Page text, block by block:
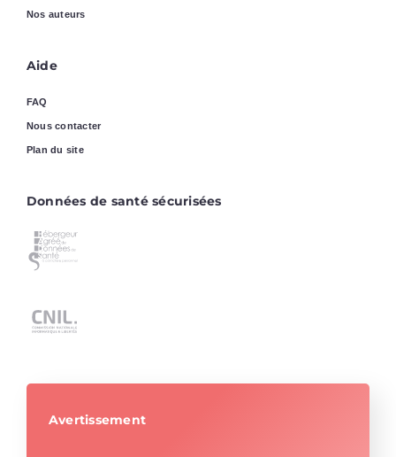
Nos auteurs
Aide
FAQ
Nous contacter
Plan du site
Données de santé sécurisées
Avertissement